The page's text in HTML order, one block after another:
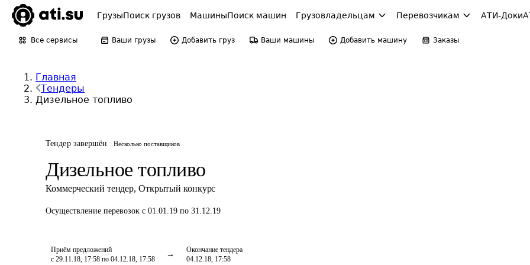
ГрузыПоиск грузов МашиныПоиск машин Грузовладельцам Перевозчикам АТИ-Доки
Все сервисы Ваши грузы Добавить груз Ваши машины Добавить машину Заказы
Главная
Тендеры
Дизельное топливо
Тендер завершён Несколько поставщиков
Дизельное топливо
Коммерческий тендер, Открытый конкурс
Осуществление перевозок с 01.01.19 по 31.12.19
Приём предложений
с 29.11.18, 17:58 по 04.12.18, 17:58
Окончание тендера
04.12.18, 17:58